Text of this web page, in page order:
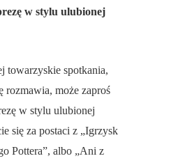
w stylu ulubionej
towarzyskie spotkania,
rozmawia, może zaproś
w stylu ulubionej
się za postaci z „Igrzysk
Pottera”, albo „Ani z